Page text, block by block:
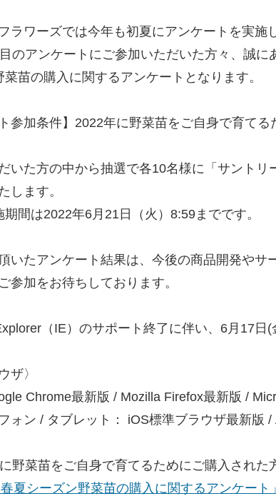
ラワーズでは今年も初夏にアンケートを実施
のアンケートにご参加いただいた方々、誠に
菜苗の購入に関するアンケートとなります。
ト参加条件】2022年に野菜苗をご自身で育て
いた方の中から抽選で各10名様に「サント
します。
期間は2022年6月21日（火）8:59までです。
いたアンケート結果は、今後の商品開発やサ
参加をお待ちしております。
（IE）のサポート終了に伴い、6月17日(
ザ〉
Chrome最新版 / Mozilla Firefox最新版 /
ォン / タブレット： iOS標準ブラウザ最新版
野菜苗をご自身で育てるためにご購入された
春夏シーズン野菜苗の購入に関するアンケート